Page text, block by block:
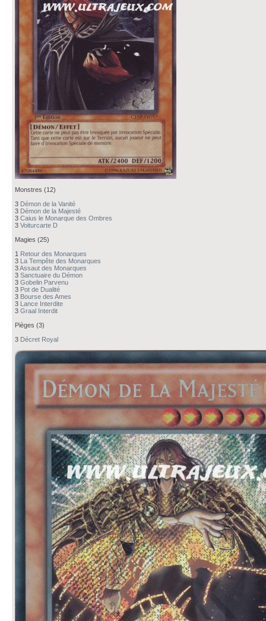
Monstres (12)
3 Démon de la Vanité
3 Démon de la Majesté
3 Caius le Monarque des Ombres
3 Voiturcarte D
Magies (25)
1 Retour des Monarques
3 La Tempête des Monarques
3Assaut des Monarques
3 Sanctuaire du Démon
3 Gobelin Parvenu
3 Pot de Dualité
3 Bourse des Ames
3 Lance Interdite
3 Graal Interdit
Pièges (3)
3 Décret Royal